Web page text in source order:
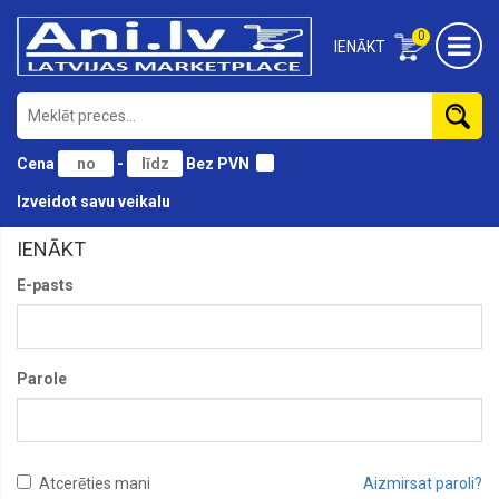
0
IENĀKT
Cena - Bez PVN
Izveidot savu veikalu
IENĀKT
E-pasts
Parole
Atcerēties mani Aizmirsat paroli?